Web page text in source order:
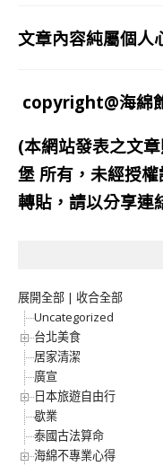
文章內容純屬個人
copyright@海綿
(本網站發表之文
堡 所有，未經授
轉貼，請以分享連
展開全部 | 收合全部
Uncategorized
台北美食
居家清潔
廣宣
日本旅遊自由行
歇業
泰國古法算命
海綿不專業心得